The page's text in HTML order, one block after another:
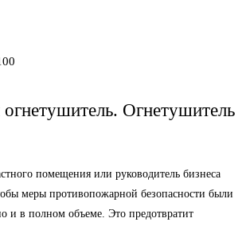
Огнетушитель
помещения или руководитель бизнеса
меры противопожарной безопасности были
и в полном объеме. Это предотвратит